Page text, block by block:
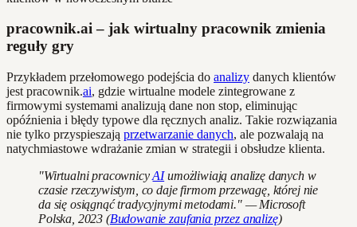
pracownik.ai – jak wirtualny pracownik zmienia
reguły gry
Przykładem przełomowego podejścia do analizy danych klientów
jest pracownik.ai, gdzie wirtualne modele zintegrowane z
firmowymi systemami analizują dane non stop, eliminując
opóźnienia i błędy typowe dla ręcznych analiz. Takie rozwiązania
nie tylko przyspieszają przetwarzanie danych, ale pozwalają na
natychmiastowe wdrażanie zmian w strategii i obsłudze klienta.
"Wirtualni pracownicyAIumożliwiają analizę danych w
czasie rzeczywistym, co daje firmom przewagę, której nie
da się osiągnąć tradycyjnymi metodami." — Microsoft
Polska, 2023 (Budowanie zaufania przez analizę)